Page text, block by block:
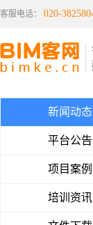
客服电话： 020-
新闻动态
平台公告
项目案例
培训资讯